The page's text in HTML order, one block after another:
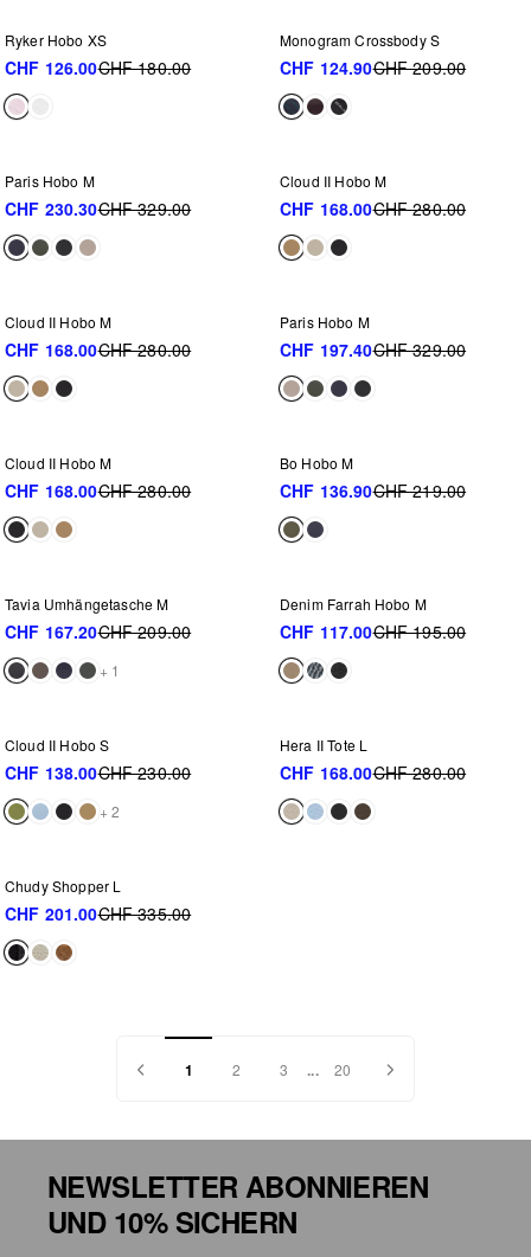
Ryker Hobo XS
CHF 126.00CHF 180.00
Monogram Crossbody S
CHF 124.90CHF 209.00
Paris Hobo M
CHF 230.30CHF 329.00
WEITER REDUZIERT
Cloud II Hobo M
CHF 168.00CHF 280.00
WEITER REDUZIERT
Cloud II Hobo M
CHF 168.00CHF 280.00
Paris Hobo M
CHF 197.40CHF 329.00
WEITER REDUZIERT
Cloud II Hobo M
CHF 168.00CHF 280.00
Bo Hobo M
CHF 136.90CHF 219.00
Tavia Umhängetasche M
CHF 167.20CHF 209.00
+ 1
WEITER REDUZIERT
Denim Farrah Hobo M
CHF 117.00CHF 195.00
WEITER REDUZIERT
Cloud II Hobo S
CHF 138.00CHF 230.00
+ 2
WEITER REDUZIERT
Hera II Tote L
CHF 168.00CHF 280.00
WEITER REDUZIERT
Chudy Shopper L
CHF 201.00CHF 335.00
1 2 3 ... 20
NEWSLETTER ABONNIEREN
UND 10% SICHERN